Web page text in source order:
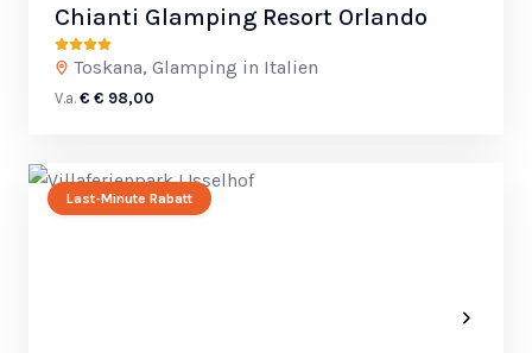
Chianti Glamping Resort Orlando
Toskana, Glamping in Italien
V.a. € € 98,00
Last-Minute Rabatt